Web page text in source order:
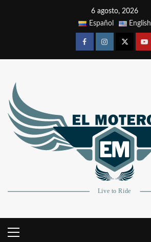
6 agosto, 2026
Español
English